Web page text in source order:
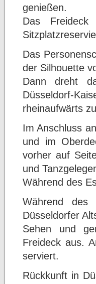
genießen.
Das
Das
der Silhouette
Dann dreht
Düsseldorf-
rheinaufwärts
Im Anschluss
und im
vorher auf
und
Während des
Während
Düsseldorfer
Sehen und
Freideck aus.
serviert.
Rückkunft in